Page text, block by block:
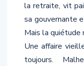
la retraite, vit
sa gouvernante
Mais la quiétude
Une affaire
toujours.